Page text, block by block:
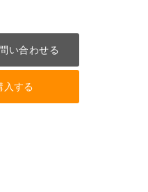
い合わせる
入する